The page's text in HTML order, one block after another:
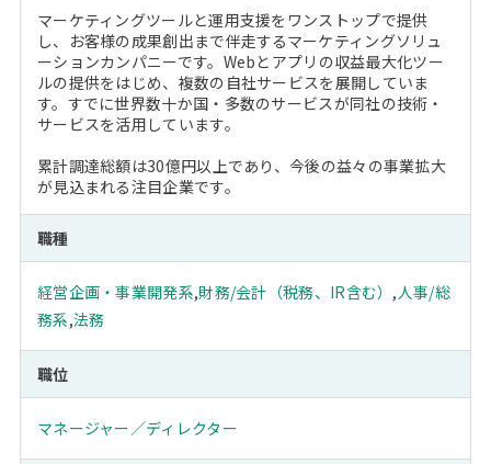
マーケティングツールと運用支援をワンストップで提供
し、お客様の成果創出まで伴走するマーケティングソリュ
ーションカンパニーです。Webとアプリの収益最大化ツー
ルの提供をはじめ、複数の自社サービスを展開していま
す。すでに世界数十か国・多数のサービスが同社の技術・
サービスを活用しています。
累計調達総額は30億円以上であり、今後の益々の事業拡大
が見込まれる注目企業です。
職種
経営企画・事業開発系,財務/会計（税務、IR含む） ,人事/総
務系,法務
職位
マネージャー／ディレクター